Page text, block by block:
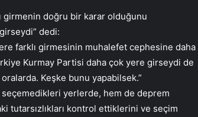
girmenin doğru bir karar olduğunu
dedi:
farklı girmesinin muhalefet cephesine daha
Kurmay Partisi daha çok yere girseydi de
Keşke bunu yapabilsek.”
seçemedikleri yerlerde, hem de deprem
tutarsızlıkları kontrol ettiklerini ve seçim